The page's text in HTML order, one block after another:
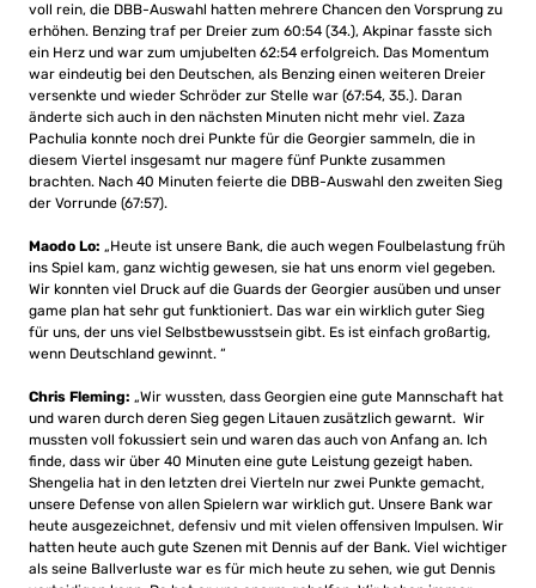
voll rein, die DBB-Auswahl hatten mehrere Chancen den Vorsprung zu
erhöhen. Benzing traf per Dreier zum 60:54 (34.), Akpinar fasste sich
ein Herz und war zum umjubelten 62:54 erfolgreich. Das Momentum
war eindeutig bei den Deutschen, als Benzing einen weiteren Dreier
versenkte und wieder Schröder zur Stelle war (67:54, 35.). Daran
änderte sich auch in den nächsten Minuten nicht mehr viel. Zaza
Pachulia konnte noch drei Punkte für die Georgier sammeln, die in
diesem Viertel insgesamt nur magere fünf Punkte zusammen
brachten. Nach 40 Minuten feierte die DBB-Auswahl den zweiten Sieg
der Vorrunde (67:57).
Maodo Lo: „Heute ist unsere Bank, die auch wegen Foulbelastung früh
ins Spiel kam, ganz wichtig gewesen, sie hat uns enorm viel gegeben.
Wir konnten viel Druck auf die Guards der Georgier ausüben und unser
game plan hat sehr gut funktioniert. Das war ein wirklich guter Sieg
für uns, der uns viel Selbstbewusstsein gibt. Es ist einfach großartig,
wenn Deutschland gewinnt. “
Chris Fleming: „Wir wussten, dass Georgien eine gute Mannschaft hat
und waren durch deren Sieg gegen Litauen zusätzlich gewarnt. Wir
mussten voll fokussiert sein und waren das auch von Anfang an. Ich
finde, dass wir über 40 Minuten eine gute Leistung gezeigt haben.
Shengelia hat in den letzten drei Vierteln nur zwei Punkte gemacht,
unsere Defense von allen Spielern war wirklich gut. Unsere Bank war
heute ausgezeichnet, defensiv und mit vielen offensiven Impulsen. Wir
hatten heute auch gute Szenen mit Dennis auf der Bank. Viel wichtiger
als seine Ballverluste war es für mich heute zu sehen, wie gut Dennis